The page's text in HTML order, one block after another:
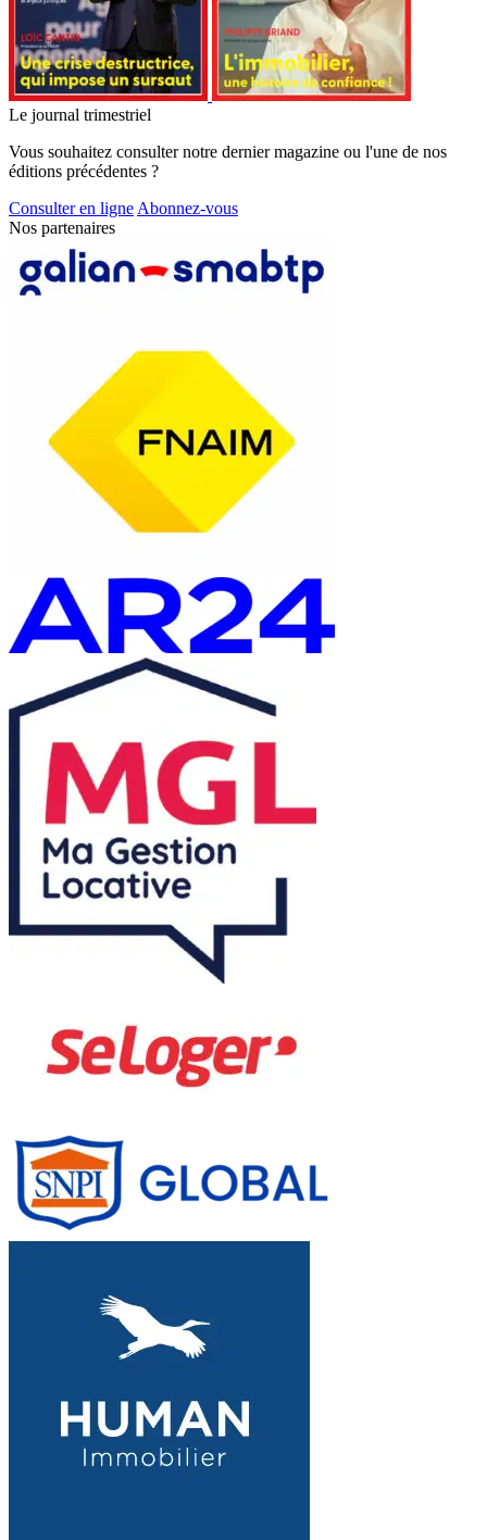
Le journal trimestriel
Vous souhaitez consulter notre dernier magazine ou l'une de nos
éditions précédentes ?
Consulter en ligne Abonnez-vous
Nos partenaires